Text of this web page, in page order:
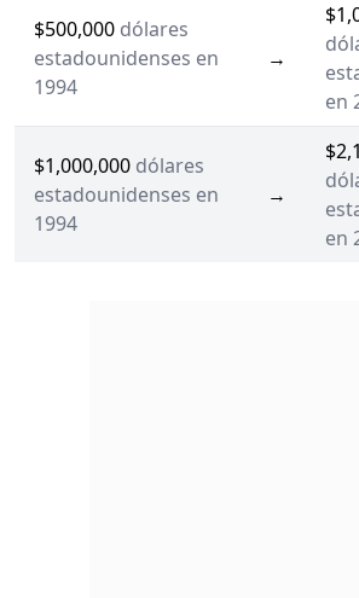
$500,000 dólares
estadounidenses en
1994
→
en
$1,000,000 dólares
estadounidenses en
1994
→
en